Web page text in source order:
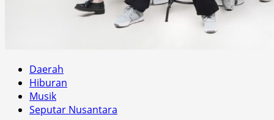
Daerah
Hiburan
Musik
Seputar Nusantara